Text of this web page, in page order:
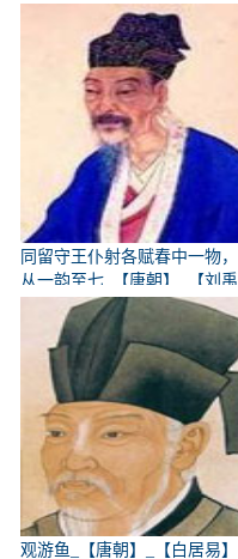
同留守王仆射各赋春中一物，
从一韵至七_【唐朝】_【刘禹
观游鱼_【唐朝】_【白居易】